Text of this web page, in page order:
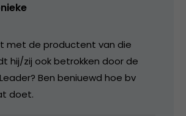
met de productent van die
hij/zij ook betrokken door de
Ben beniuewd hoe bv
doet.